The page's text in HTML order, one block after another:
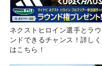
ネクストヒロイン選手とラウ
ンドできるチャンス！詳しく
はこちら！